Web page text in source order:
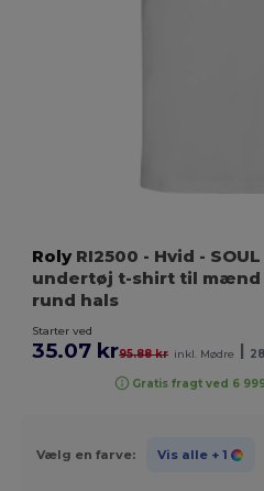
RolyRI2500 - Hvid -
undertøj t-shirt til mænd
rund hals
Starter ved
35.07 kr95.88 kr inkl. Mødre
Gratis fragt ved 6
Vælg en farve: Vis alle + 1